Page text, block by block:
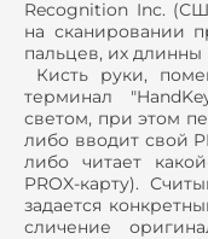
Recognition Inc.
на сканировании
пальцев, их
Кисть руки,
терминал
светом, при этом
либо вводит свой
либо читает
PROX-карту).
задается
сличение